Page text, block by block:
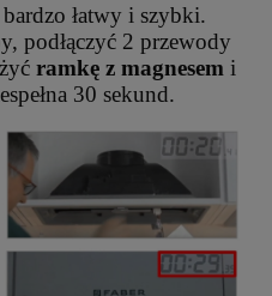
łatwy i szybki.
podłączyć 2 przewody
ramkę z magnesem i
30 sekund.